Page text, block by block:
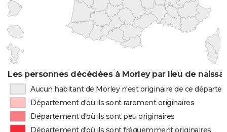
Les personnes décédées à Morley par lieu de
Aucun habitant de Morley n'est originaire de ce
Département d'où ils sont rarement originaires
Département d'où ils sont peu originaires
Département d'où ils sont fréquemment originaires